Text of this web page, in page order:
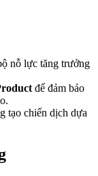
nỗ lực tăng trưởng
để đảm bảo
tạo chiến dịch dựa